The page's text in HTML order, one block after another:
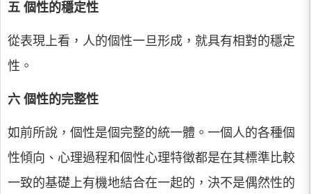
五 個性的穩定性
從表現上看，人的個性一旦形成，就具有相對的穩定
性。
六 個性的完整性
如前所說，個性是個完整的統一體。一個人的各種個
性傾向、心理過程和個性心理特徵都是在其標準比較
一致的基礎上有機地結合在一起的，決不是偶然性的